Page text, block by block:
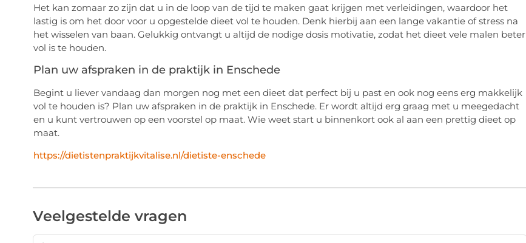
Het kan zomaar zo zijn dat u in de loop van de tijd te maken gaat krijgen met verleidingen, waardoor het
lastig is om het door voor u opgestelde dieet vol te houden. Denk hierbij aan een lange vakantie of stress na
het wisselen van baan. Gelukkig ontvangt u altijd de nodige dosis motivatie, zodat het dieet vele malen beter
vol is te houden.
Plan uw afspraken in de praktijk in Enschede
Begint u liever vandaag dan morgen nog met een dieet dat perfect bij u past en ook nog eens erg makkelijk
vol te houden is? Plan uw afspraken in de praktijk in Enschede. Er wordt altijd erg graag met u meegedacht
en u kunt vertrouwen op een voorstel op maat. Wie weet start u binnenkort ook al aan een prettig dieet op
maat.
https://dietistenpraktijkvitalise.nl/dietiste-enschede
Veelgestelde vragen